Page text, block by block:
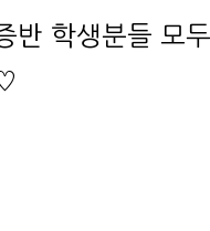
반 학생분들 모